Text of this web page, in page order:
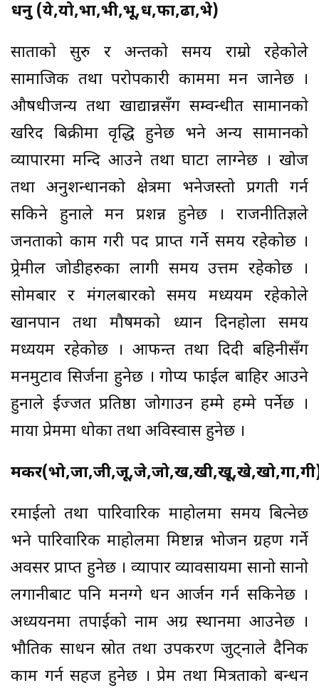
धनु (ये,यो,भा,भी,भू,ध,फा,ढा,भे)
साताको सुरु र अन्तको समय राम्रो रहेकोले
सामाजिक तथा परोपकारी काममा मन जानेछ ।
औषधीजन्य तथा खाद्यान्नसँग सम्वन्धीत सामानको
खरिद बिक्रीमा वृद्धि हुनेछ भने अन्य सामानको
व्यापारमा मन्दि आउने तथा घाटा लाग्नेछ । खोज
तथा अनुशन्धानको क्षेत्रमा भनेजस्तो प्रगती गर्न
सकिने हुनाले मन प्रशन्न हुनेछ । राजनीतिज्ञले
जनताको काम गरी पद प्राप्त गर्ने समय रहेकोछ ।
प्र्रेमील जोडीहरुका लागी समय उत्तम रहेकोछ ।
सोमबार र मंगलबारको समय मध्ययम रहेकोले
खानपान तथा मौषमको ध्यान दिनहोला समय
मध्ययम रहेकोछ । आफन्त तथा दिदी बहिनीसँग
मनमुटाव सिर्जना हुनेछ । गोप्य फाईल बाहिर आउने
हुनाले ईज्जत प्रतिष्ठा जोगाउन हम्मे हम्मे पर्नेछ ।
माया प्रेममा धोका तथा अविस्वास हुनेछ ।
रमाईलो तथा पारिवारिक माहोलमा समय बित्नेछ
भने पारिवारिक माहोलमा मिष्टान्न भोजन ग्रहण गर्ने
अवसर प्राप्त हुनेछ । व्यापार व्यावसायमा सानो सानो
लगानीबाट पनि मनग्गे धन आर्जन गर्न सकिनेछ ।
अध्ययनमा तपाईको नाम अग्र स्थानमा आउनेछ ।
भौतिक साधन स्रोत तथा उपकरण जुट्नाले दैनिक
काम गर्न सहज हुनेछ । प्रेम तथा मित्रताको बन्धन